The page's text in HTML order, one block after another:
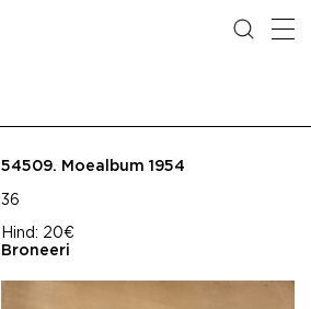
54509. Moealbum 1954
36
Hind: 20€
Broneeri